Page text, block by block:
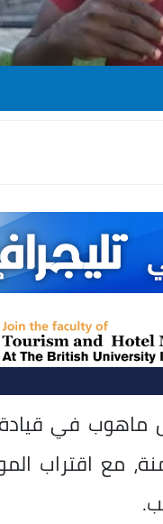
ماهوب في
مع اقتراب